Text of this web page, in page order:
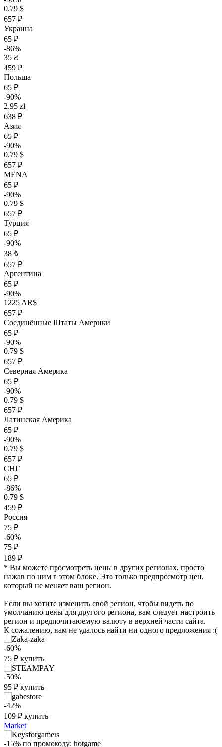
0.79 $
657 ₽
Украина
65 ₽
-86%
35 ₴
459 ₽
Польша
65 ₽
-90%
2.95 zł
638 ₽
Азия
65 ₽
-90%
0.79 $
657 ₽
MENA
65 ₽
-90%
0.79 $
657 ₽
Турция
65 ₽
-90%
38 ₺
657 ₽
Аргентина
65 ₽
-90%
1225 AR$
657 ₽
Соединённые Штаты Америки
65 ₽
-90%
0.79 $
657 ₽
Северная Америка
65 ₽
-90%
0.79 $
657 ₽
Латинская Америка
65 ₽
-90%
0.79 $
657 ₽
СНГ
65 ₽
-86%
0.79 $
459 ₽
Россия
75 ₽
-60%
75 ₽
189 ₽
* Вы можете просмотреть цены в других регионах, просто
нажав по ним в этом блоке. Это только предпросмотр цен,
который не меняет ваш регион.
Если вы хотите изменить свой регион, чтобы видеть по
умолчанию цены для другого региона, вам следует настроить
регион и предпочитаюемую валюту в верхней части сайта.
К сожалению, нам не удалось найти ни одного предложения :(
-60%
75 ₽ купить
-50%
95 ₽ купить
-42%
109 ₽ купить
Market
-15% по промокоду: hotgame
₽
100
120
140 max